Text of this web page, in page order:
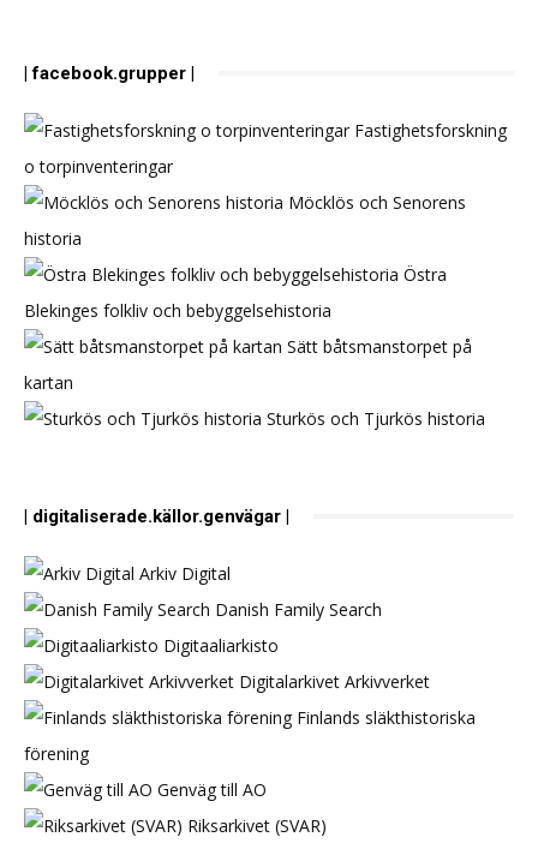
| facebook.grupper |
Fastighetsforskning
o torpinventeringar
Möcklös och Senorens
historia
Östra
Blekinges folkliv och bebyggelsehistoria
Sätt båtsmanstorpet på
kartan
Sturkös och Tjurkös historia
| digitaliserade.källor.genvägar |
Arkiv Digital
Danish Family Search
Digitaaliarkisto
Digitalarkivet Arkivverket
Finlands släkthistoriska
förening
Genväg till AO
Riksarkivet (SVAR)